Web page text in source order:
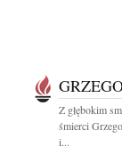
Z głębokim
śmierci
i...